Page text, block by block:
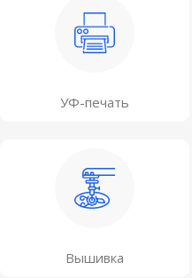
УФ-печать
Вышивка